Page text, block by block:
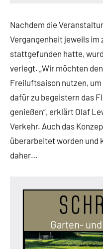
Nachdem die
Vergangenheit jeweils im
stattgefunden hatte,
verlegt. „Wir möchten
Freiluftsaison nutzen,
dafür zu begeistern das
genießen“, erklärt Olaf
Verkehr. Auch das
überarbeitet worden und
daher…
Garten-